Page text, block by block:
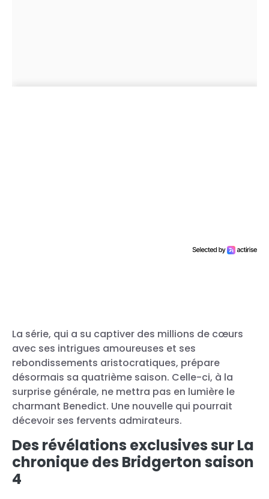
La série, qui a su captiver des millions de cœurs
avec ses intrigues amoureuses et ses
rebondissements aristocratiques, prépare
désormais sa quatrième saison. Celle-ci, à la
surprise générale, ne mettra pas en lumière le
charmant Benedict. Une nouvelle qui pourrait
décevoir ses fervents admirateurs.
Des révélations exclusives sur La
chronique des Bridgerton saison
4